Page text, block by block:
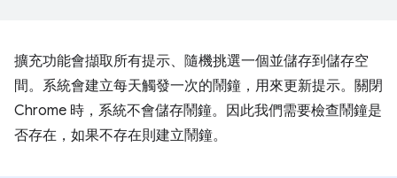
擴充功能會擷取所有提示、隨機挑選一個並儲存到儲存空
間。系統會建立每天觸發一次的鬧鐘，用來更新提示。關閉
Chrome 時，系統不會儲存鬧鐘。因此我們需要檢查鬧鐘是
否存在，如果不存在則建立鬧鐘。